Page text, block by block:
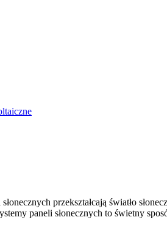
przekształcają światło
paneli słonecznych to świetny